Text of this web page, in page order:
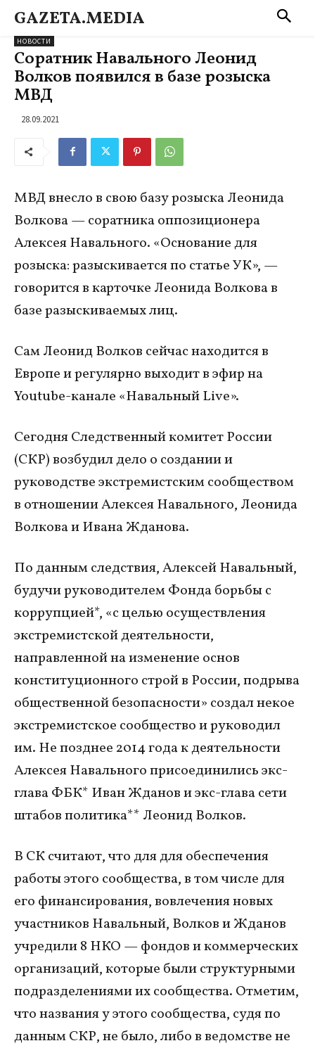
GAZETA.MEDIA
НОВОСТИ
Соратник Навального Леонид
Волков появился в базе розыска
МВД
28.09.2021
МВД внесло в свою базу розыска Леонида
Волкова — соратника оппозиционера
Алексея Навального. «Основание для
розыска: разыскивается по статье УК», —
говорится в карточке Леонида Волкова в
базе разыскиваемых лиц.
Сам Леонид Волков сейчас находится в
Европе и регулярно выходит в эфир на
Youtube-канале «Навальный Live».
Сегодня Следственный комитет России
(СКР) возбудил дело о создании и
руководстве экстремистским сообществом
в отношении Алексея Навального, Леонида
Волкова и Ивана Жданова.
По данным следствия, Алексей Навальный,
будучи руководителем Фонда борьбы с
коррупцией*, «с целью осуществления
экстремистской деятельности,
направленной на изменение основ
конституционного строй в России, подрыва
общественной безопасности» создал некое
экстремистское сообщество и руководил
им. Не позднее 2014 года к деятельности
Алексея Навального присоединились экс-
глава ФБК* Иван Жданов и экс-глава сети
штабов политика** Леонид Волков.
В СК считают, что для для обеспечения
работы этого сообщества, в том числе для
его финансирования, вовлечения новых
участников Навальный, Волков и Жданов
учредили 8 НКО — фондов и коммерческих
организаций, которые были структурными
подразделениями их сообщества. Отметим,
что названия у этого сообщества, судя по
данным СКР, не было, либо в ведомстве не